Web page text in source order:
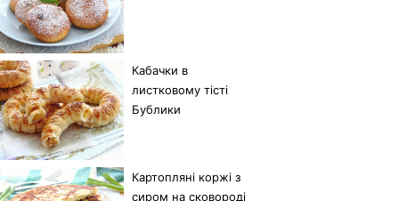
Кабачки в
листковому тісті
Бублики
Картопляні коржі з
сиром на сковороді